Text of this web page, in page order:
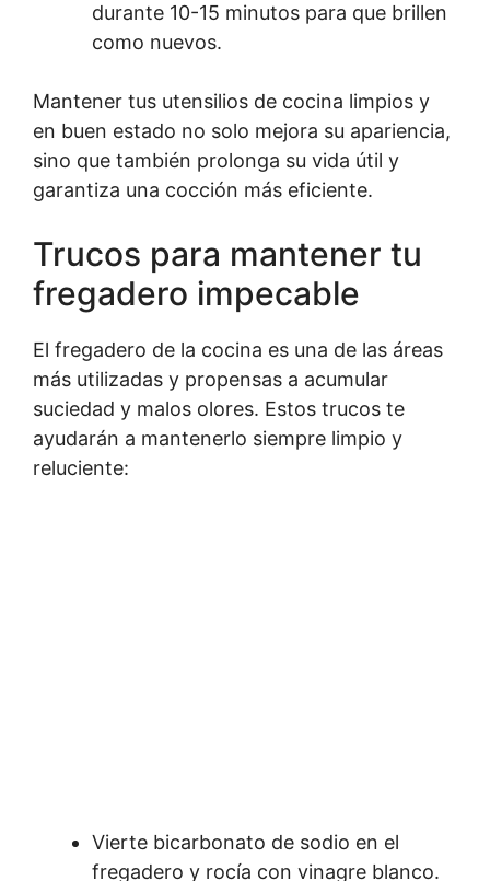
durante 10-15 minutos para que brillen
como nuevos.
Mantener tus utensilios de cocina limpios y
en buen estado no solo mejora su apariencia,
sino que también prolonga su vida útil y
garantiza una cocción más eficiente.
Trucos para mantener tu
fregadero impecable
El fregadero de la cocina es una de las áreas
más utilizadas y propensas a acumular
suciedad y malos olores. Estos trucos te
ayudarán a mantenerlo siempre limpio y
reluciente:
Vierte bicarbonato de sodio en el
fregadero y rocía con vinagre blanco.